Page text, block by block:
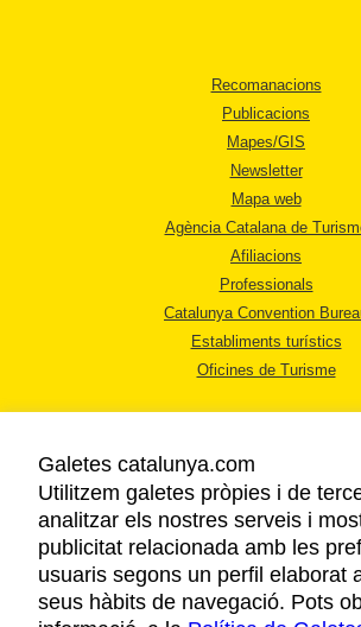
Recomanacions
Publicacions
Mapes/GIS
Newsletter
Mapa web
Agència Catalana de
Afiliacions
Professionals
Catalunya Convention
Establiments turístics
Oficines de Turisme
AVÍS LEGAL
POLÍTICA DE PRIVACITAT
COOKIES
Galetes catalunya.com
Utilitzem galetes pròpies i de
analitzar els nostres serveis i
publicitat relacionada amb les
usuaris segons un perfil elaborat
seus hàbits de navegació. Pots